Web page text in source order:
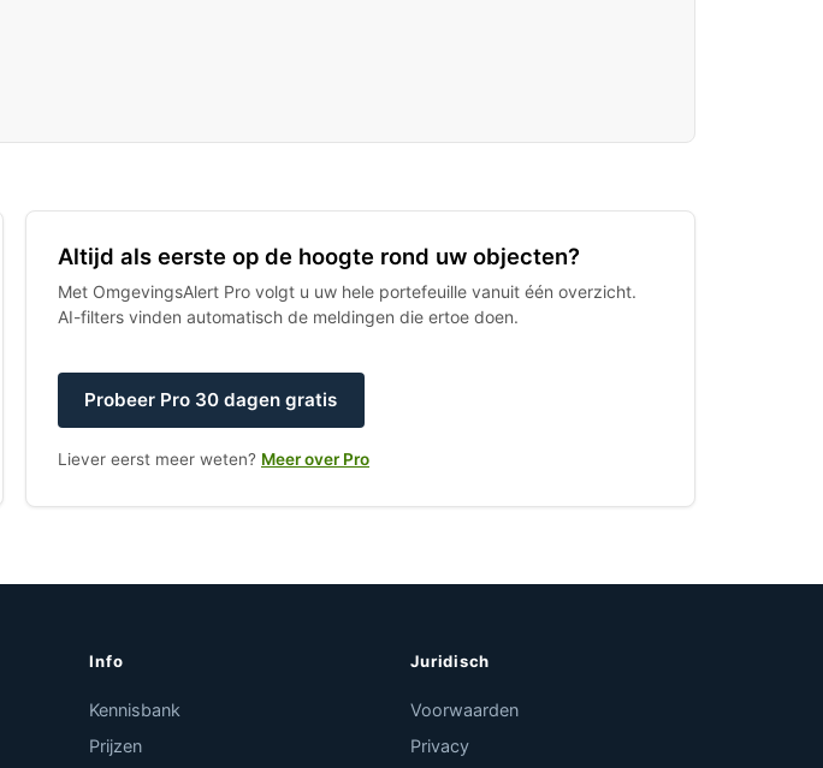
Altijd als eerste op de hoogte rond uw objecten?
Met OmgevingsAlert Pro volgt u uw hele portefeuille vanuit één overzicht.
AI-filters vinden automatisch de meldingen die ertoe doen.
Probeer Pro 30 dagen gratis
Liever eerst meer weten? Meer over Pro
Info
Kennisbank
Prijzen
Juridisch
Voorwaarden
Privacy